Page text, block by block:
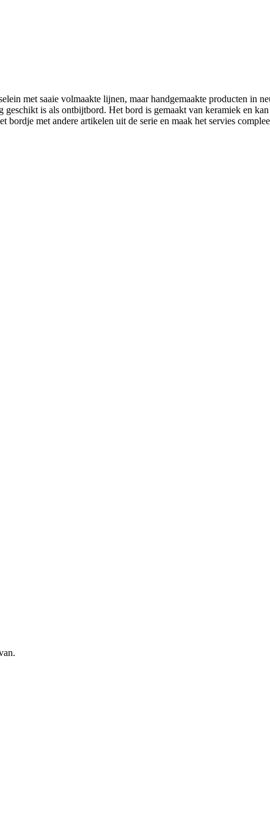
met saaie volmaakte lijnen, maar handgemaakte producten in
is als ontbijtbord. Het bord is gemaakt van keramiek en
met andere artikelen uit de serie en maak het servies